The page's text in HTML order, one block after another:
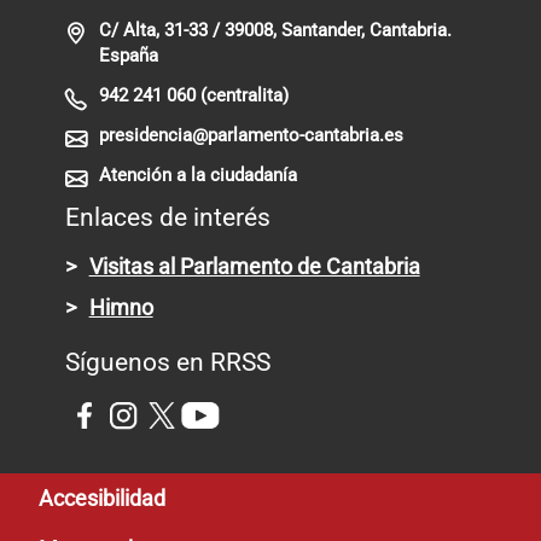
C/ Alta, 31-33 / 39008, Santander, Cantabria.
España
942 241 060 (centralita)
presidencia@parlamento-cantabria.es
Atención a la ciudadanía
Enlaces de interés
Visitas al Parlamento de Cantabria
Himno
Síguenos en RRSS
Pie de página
Accesibilidad